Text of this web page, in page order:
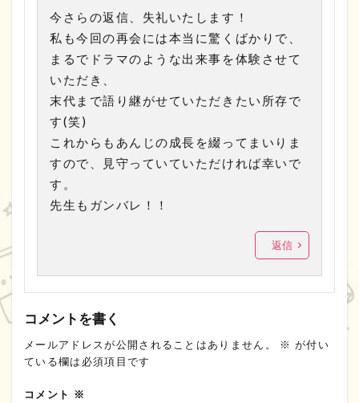
今さらの返信、失礼いたします！
私も今回の再会には本当に驚くばかりで、
まるでドラマのような出来事を体験させて
いただき、
末代まで語り継がせていただきたい所存で
す(笑)
これからもあんじの成長を綴ってまいりま
すので、見守っていていただければ幸いで
す。
先生もガンバレ！！
返信
コメントを書く
メールアドレスが公開されることはありません。 ※ が付い
ている欄は必須項目です
コメント ※